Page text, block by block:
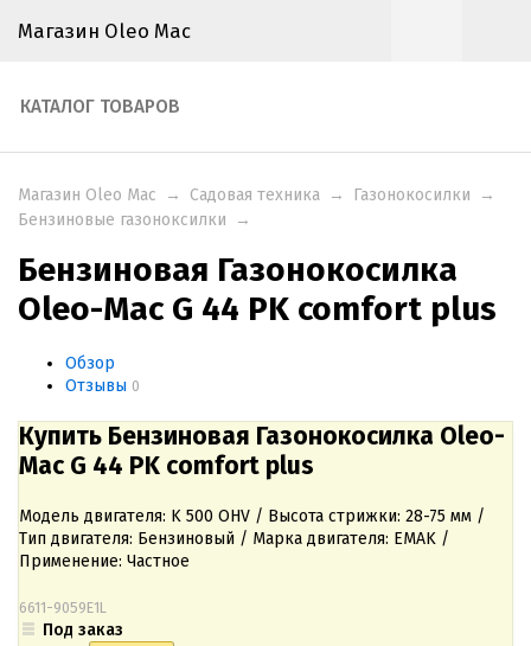
Магазин Oleo Mac
КАТАЛОГ ТОВАРОВ
Магазин Oleo Mac → Садовая техника → Газонокосилки
→
Бензиновые газоноксилки
→
Бензиновая Газонокосилка
Oleo-Mac G 44 PK comfort plus
Обзор
Отзывы 0
Купить Бензиновая Газонокосилка Oleo-
Mac G 44 PK comfort plus
Модель двигателя: K 500 OHV / Высота стрижки: 28-75 мм /
Тип двигателя: Бензиновый / Марка двигателя: EMAK /
Применение: Частное
6611-9059E1L
Под заказ